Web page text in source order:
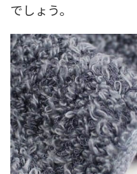
でしょう。